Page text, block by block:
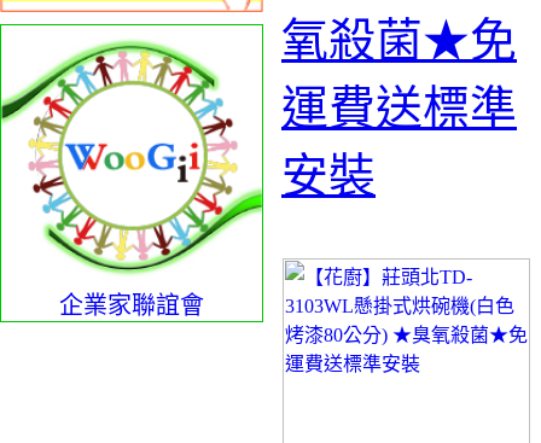
企業家聯誼會
氧殺菌★免
運費送標準
安裝